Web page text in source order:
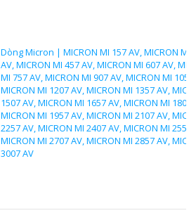
Dòng Micron | MICRON MI 157 AV, MICRON MI
AV, MICRON MI 457 AV, MICRON MI 607 AV,
MI 757 AV, MICRON MI 907 AV, MICRON MI 1057
MICRON MI 1207 AV, MICRON MI 1357 AV,
1507 AV, MICRON MI 1657 AV, MICRON MI 1807
MICRON MI 1957 AV, MICRON MI 2107 AV,
2257 AV, MICRON MI 2407 AV, MICRON MI 2557
MICRON MI 2707 AV, MICRON MI 2857 AV,
3007 AV